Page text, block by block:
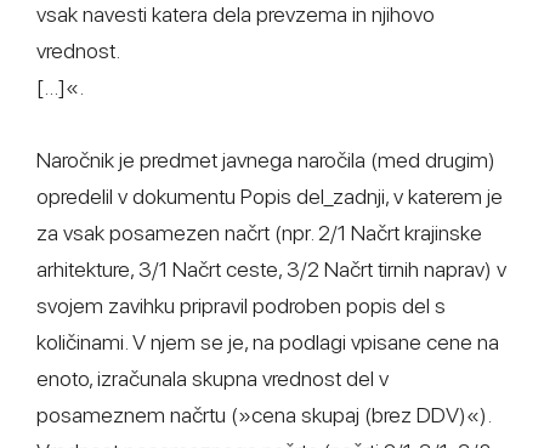
vsak navesti katera dela prevzema in njihovo
vrednost.
[...]«.
Naročnik je predmet javnega naročila (med drugim)
opredelil v dokumentu Popis del_zadnji, v katerem je
za vsak posamezen načrt (npr. 2/1 Načrt krajinske
arhitekture, 3/1 Načrt ceste, 3/2 Načrt tirnih naprav) v
svojem zavihku pripravil podroben popis del s
količinami. V njem se je, na podlagi vpisane cene na
enoto, izračunala skupna vrednost del v
posameznem načrtu (»cena skupaj (brez DDV)«).